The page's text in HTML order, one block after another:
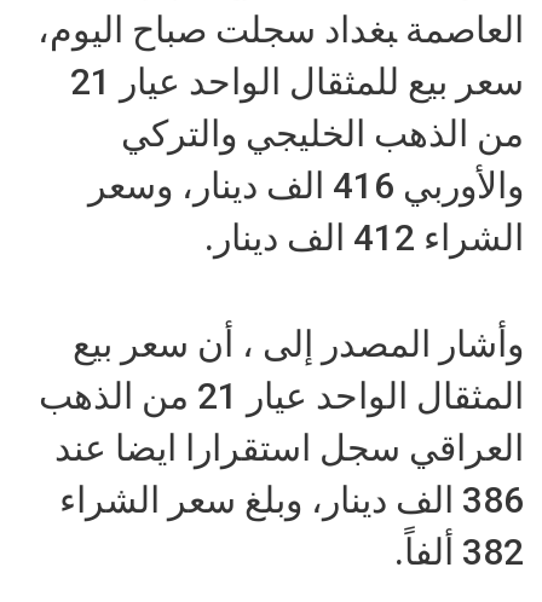
العاصمة ‍‍بغداد سجلت صباح اليوم،
سعر بيع للمثقال الواحد عيار 21
من الذهب الخليجي والتركي
والأوربي 416 الف دينار، وسعر
الشراء 412 الف دينار.
وأشار المصدر إلى ، أن سعر بيع
المثقال الواحد عيار 21 من الذهب
العراقي سجل استقرارا ايضا عند
386 الف دينار، وبلغ سعر الشراء
382 ألفاً.